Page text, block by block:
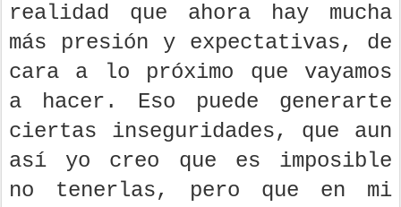
realidad que ahora hay mucha
más presión y expectativas, de
cara a lo próximo que vayamos
a hacer. Eso puede generarte
ciertas inseguridades, que aun
así yo creo que es imposible
no tenerlas, pero que en mi